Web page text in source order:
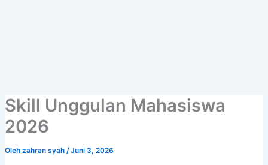
Skill Unggulan Mahasiswa
2026
Oleh zahran syah /Juni 3, 2026